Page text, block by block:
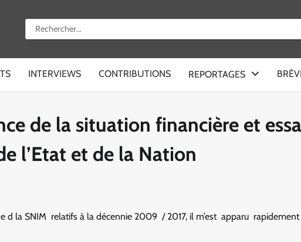
Rechercher :
INTERVIEWS CONTRIBUTIONS REPORTAGES
de la situation financière et
l’Etat et de la Nation
la SNIM relatifs à la décennie 2009 / 2017, il m’est apparu rapidement